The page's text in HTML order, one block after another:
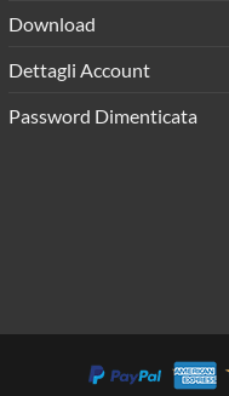
Download
Dettagli Account
Password Dimenticata